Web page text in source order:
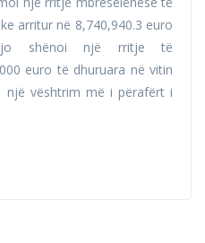
arritur në 8,740,940.3 euro
shënoi një rritje të
euro të dhuruara në vitin
një vështrim më i përafërt i